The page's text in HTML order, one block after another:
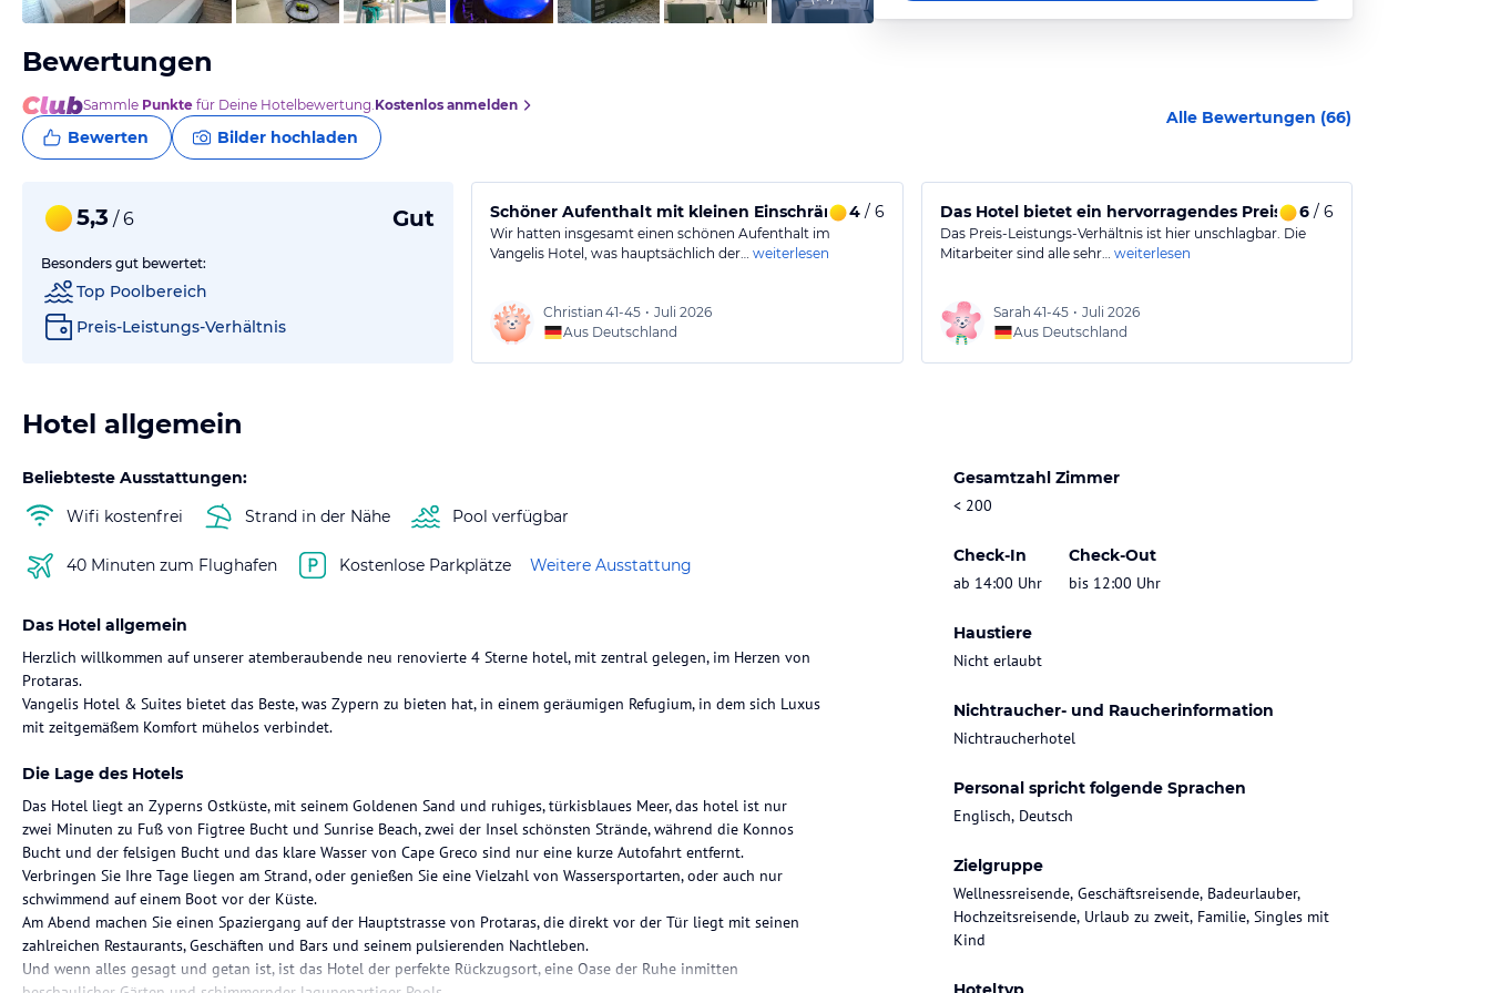
Bewertungen
Sammle Punkte für Deine Hotelbewertung.Kostenlos anmelden
Bewerten Bilder hochladen
Alle Bewertungen (66)
5,3 / 6 Gut
Besonders gut bewertet:
Top Poolbereich
Preis-Leistungs-Verhältnis
Schöner Aufenthalt mit kleinen Einschränkungen
4/ 6
Wir hatten insgesamt einen schönen Aufenthalt im
Vangelis Hotel, was hauptsächlich der… weiterlesen
Christian 41-45 • Juli 2026
Aus Deutschland
Das Hotel bietet ein hervorragendes Preis-Leistungs-Verhältnis.
6/ 6
Das Preis-Leistungs-Verhältnis ist hier unschlagbar. Die
Mitarbeiter sind alle sehr… weiterlesen
Sarah 41-45 • Juli 2026
Aus Deutschland
Hotel allgemein
Beliebteste Ausstattungen:
Wifi kostenfrei
Strand in der Nähe Pool verfügbar
40 Minuten zum Flughafen Kostenlose Parkplätze Weitere Ausstattung
Gesamtzahl Zimmer
< 200
Check-In
ab 14:00 Uhr
Check-Out
bis 12:00 Uhr
Haustiere
Nicht erlaubt
Nichtraucher- und Raucherinformation
Nichtraucherhotel
Personal spricht folgende Sprachen
Englisch, Deutsch
Zielgruppe
Wellnessreisende, Geschäftsreisende, Badeurlauber,
Hochzeitsreisende, Urlaub zu zweit, Familie, Singles mit
Kind
Das Hotel allgemein
Herzlich willkommen auf unserer atemberaubende neu renovierte 4 Sterne hotel, mit zentral gelegen, im Herzen von
Protaras.
Vangelis Hotel & Suites bietet das Beste, was Zypern zu bieten hat, in einem geräumigen Refugium, in dem sich Luxus
mit zeitgemäßem Komfort mühelos verbindet.
Die Lage des Hotels
Das Hotel liegt an Zyperns Ostküste, mit seinem Goldenen Sand und ruhiges, türkisblaues Meer, das hotel ist nur
zwei Minuten zu Fuß von Figtree Bucht und Sunrise Beach, zwei der Insel schönsten Strände, während die Konnos
Bucht und der felsigen Bucht und das klare Wasser von Cape Greco sind nur eine kurze Autofahrt entfernt.
Verbringen Sie Ihre Tage liegen am Strand, oder genießen Sie eine Vielzahl von Wassersportarten, oder auch nur
schwimmend auf einem Boot vor der Küste.
Am Abend machen Sie einen Spaziergang auf der Hauptstrasse von Protaras, die direkt vor der Tür liegt mit seinen
zahlreichen Restaurants, Geschäften und Bars und seinem pulsierenden Nachtleben.
Und wenn alles gesagt und getan ist, ist das Hotel der perfekte Rückzugsort, eine Oase der Ruhe inmitten